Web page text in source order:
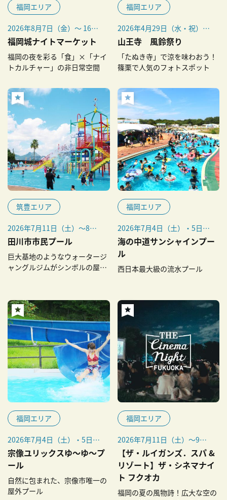
福岡エリア
2026年8月7日（金）〜 16日
（日）
福岡城ナイトマーケット
福岡の夜を彩る「食」×「ナイ
トカルチャー」の非日常空間
福岡エリア
2026年4月29日（水・祝）～
10月4日（日）
山王寺 風鈴祭り
「たぬき寺」で涼を味わおう！
篠栗で人気のフォトスポット
筑豊エリア
2026年7月11日（土）～8月
31日（月）
田川市市民プール
巨大基地のようなウォータージ
ャングルジムがシンボルの屋外
福岡エリア
2026年7月4日（土）・5日
（日）／11日（土）・12日
（日）／7月18日（土）〜20
日（月・祝）／7月22日
（水）～8月27日（木）／29
日（土）・13日（日）／9月
19日（土）〜23日（水・
海の中道サンシャインプー
ル
西日本最大級の流水プール
福岡エリア
2026年7月4日（土）・5日
（日）、7月11日（土）・12
日（日）、7月18日（土）～
8月31日（月）
宗像ユリックスゆ～ゆ～プ
ール
自然に包まれた、宗像市唯一の
屋外プール
福岡エリア
2026年7月11日（土）～9月
30日（水）の水・土曜
※打ち上げ花火：7月11日
（土）～9月16日（水）／天
候により中止の可能性あり。
※打ち上げ花火の後に映画を
【ザ・ルイガンズ．スパ &
リゾート】ザ・シネマナイ
ト フクオカ
福岡の夏の風物詩！広大な空の